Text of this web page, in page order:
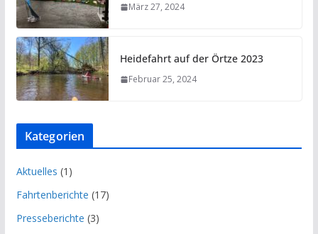
März 27, 2024
Heidefahrt auf der Örtze 2023
Februar 25, 2024
Kategorien
Aktuelles (1)
Fahrtenberichte (17)
Presseberichte (3)